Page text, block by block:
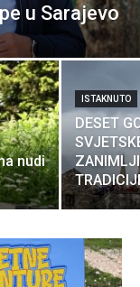
u Sarajevo
nudi
ISTAKNUTO
DESET